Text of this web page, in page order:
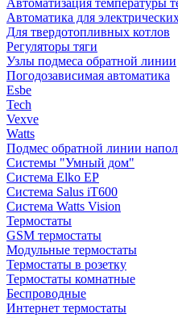
Автоматика для
Для твердотопливных котлов
Регуляторы тяги
Узлы подмеса обратной линии
Погодозависимая автоматика
Esbe
Tech
Vexve
Watts
Подмес обратной линии
Системы "Умный дом"
Система Elko EP
Система Salus iT600
Система Watts Vision
Термостаты
GSM термостаты
Модульные термостаты
Термостаты в розетку
Термостаты комнатные
Беспроводные
Интернет термостаты